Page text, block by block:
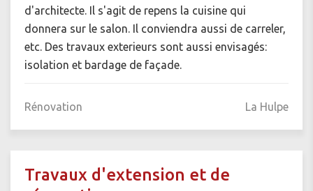
d'architecte. Il s'agit de repens la cuisine qui
donnera sur le salon. Il conviendra aussi de carreler,
etc. Des travaux exterieurs sont aussi envisagés:
isolation et bardage de façade.
Rénovation La Hulpe
Travaux d'extension et de